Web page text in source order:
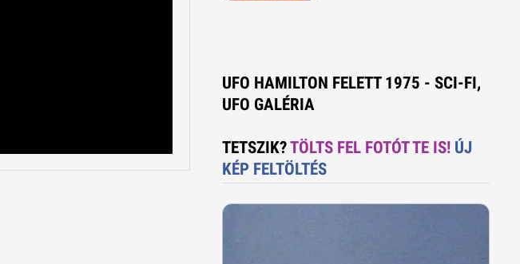
UFO HAMILTON FELETT 1975 - SCI-FI,
UFO GALÉRIA
TETSZIK?TÖLTS FEL FOTÓT TE IS! ÚJ
KÉP FELTÖLTÉS